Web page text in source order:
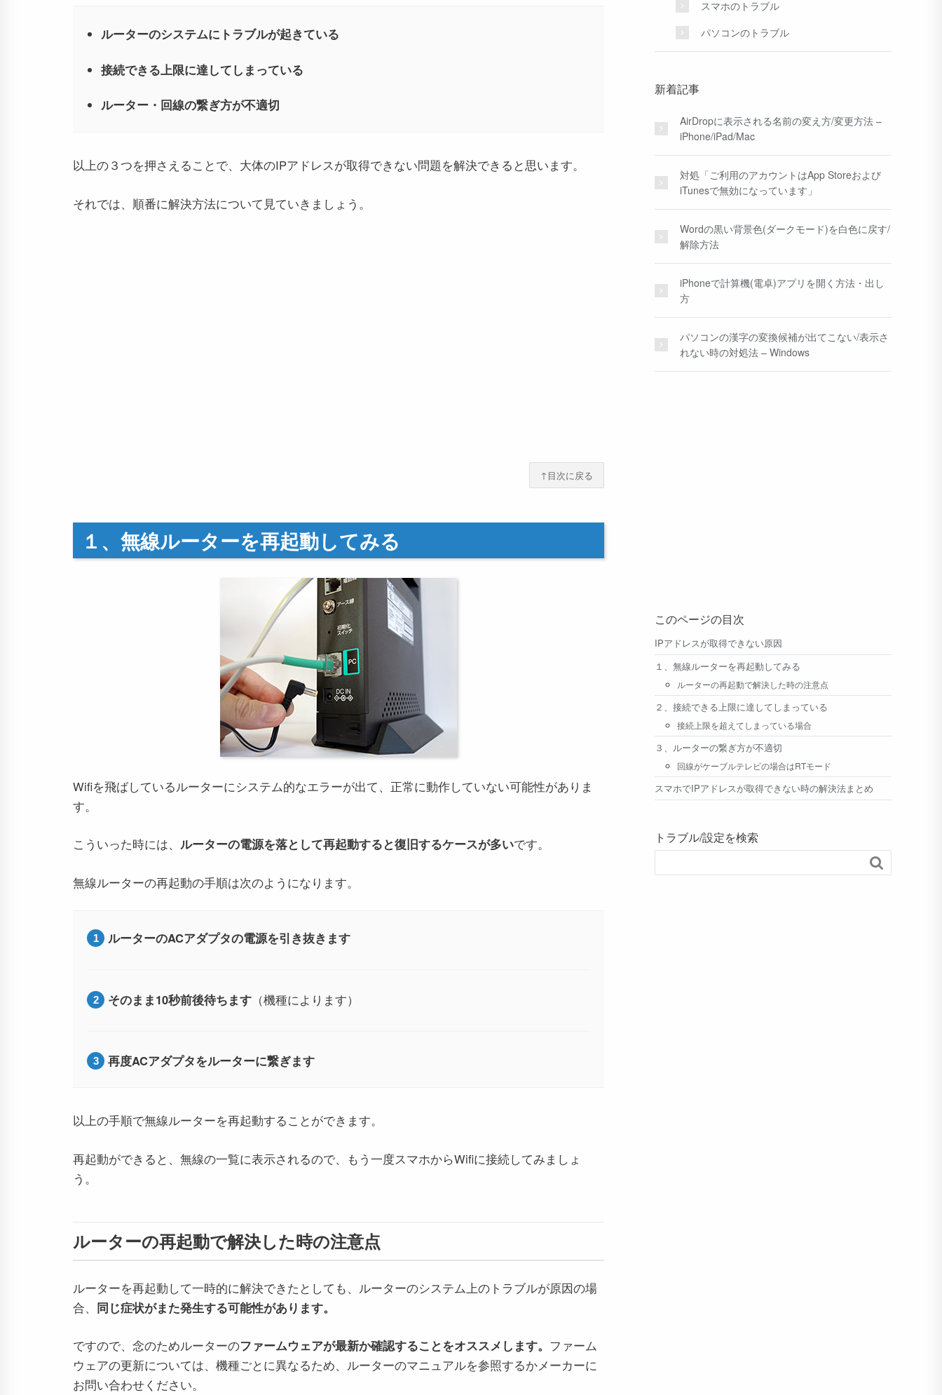
ルーターのシステムにトラブルが起きている
接続できる上限に達してしまっている
ルーター・回線の繋ぎ方が不適切
以上の３つを押さえることで、大体のIPアドレスが取得できない問題を解決できると思います。
それでは、順番に解決方法について見ていきましょう。
↑目次に戻る
１、無線ルーターを再起動してみる
Wifiを飛ばしているルーターにシステム的なエラーが出て、正常に動作していない可能性がありま
す。
こういった時には、 ルーターの電源を落として再起動すると復旧するケースが多いです。
無線ルーターの再起動の手順は次のようになります。
ルーターのACアダプタの電源を引き抜きます
そのまま10秒前後待ちます （機種によります）
再度ACアダプタをルーターに繋ぎます
以上の手順で無線ルーターを再起動することができます。
再起動ができると、無線の一覧に表示されるので、もう一度スマホからWifiに接続してみましょ
う。
ルーターの再起動で解決した時の注意点
ルーターを再起動して一時的に解決できたとしても、ルーターのシステム上のトラブルが原因の場
合、 同じ症状がまた発生する可能性があります。
ですので、念のためルーターのファームウェアが最新か確認することをオススメします。 ファーム
ウェアの更新については、機種ごとに異なるため、ルーターのマニュアルを参照するかメーカーに
お問い合わせください。
スマホのトラブル
パソコンのトラブル
新着記事
AirDropに表示される名前の変え方/変更方法 –
iPhone/iPad/Mac
対処「ご利用のアカウントはApp Storeおよび
iTunesで無効になっています」
Wordの黒い背景色(ダークモード)を白色に戻す/
解除方法
iPhoneで計算機(電卓)アプリを開く方法・出し
方
パソコンの漢字の変換候補が出てこない/表示さ
れない時の対処法 – Windows
このページの目次
IPアドレスが取得できない原因
１、無線ルーターを再起動してみる
ルーターの再起動で解決した時の注意点
２、接続できる上限に達してしまっている
接続上限を超えてしまっている場合
３、ルーターの繋ぎ方が不適切
回線がケーブルテレビの場合はRTモード
スマホでIPアドレスが取得できない時の解決法まとめ
トラブル/設定を検索
